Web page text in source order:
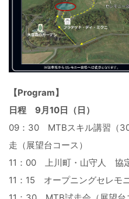
【Program】
日程 9月10日（日）
09：30 MTBスキル講習（
走（展望台コース）
11：00 上川町・山守人 協
11：15 オープニングセレモ